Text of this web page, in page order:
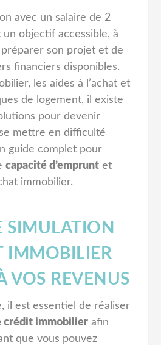
avec un salaire de 2
objectif accessible, à
son projet et de
financiers disponibles.
les aides à l’achat et
de logement, il existe
pour devenir
mettre en difficulté
guide complet pour
capacité d’emprunt et
immobilier.
SIMULATION
IMMOBILIER
VOS REVENUS
il est essentiel de réaliser
crédit immobilier afin
que vous pouvez